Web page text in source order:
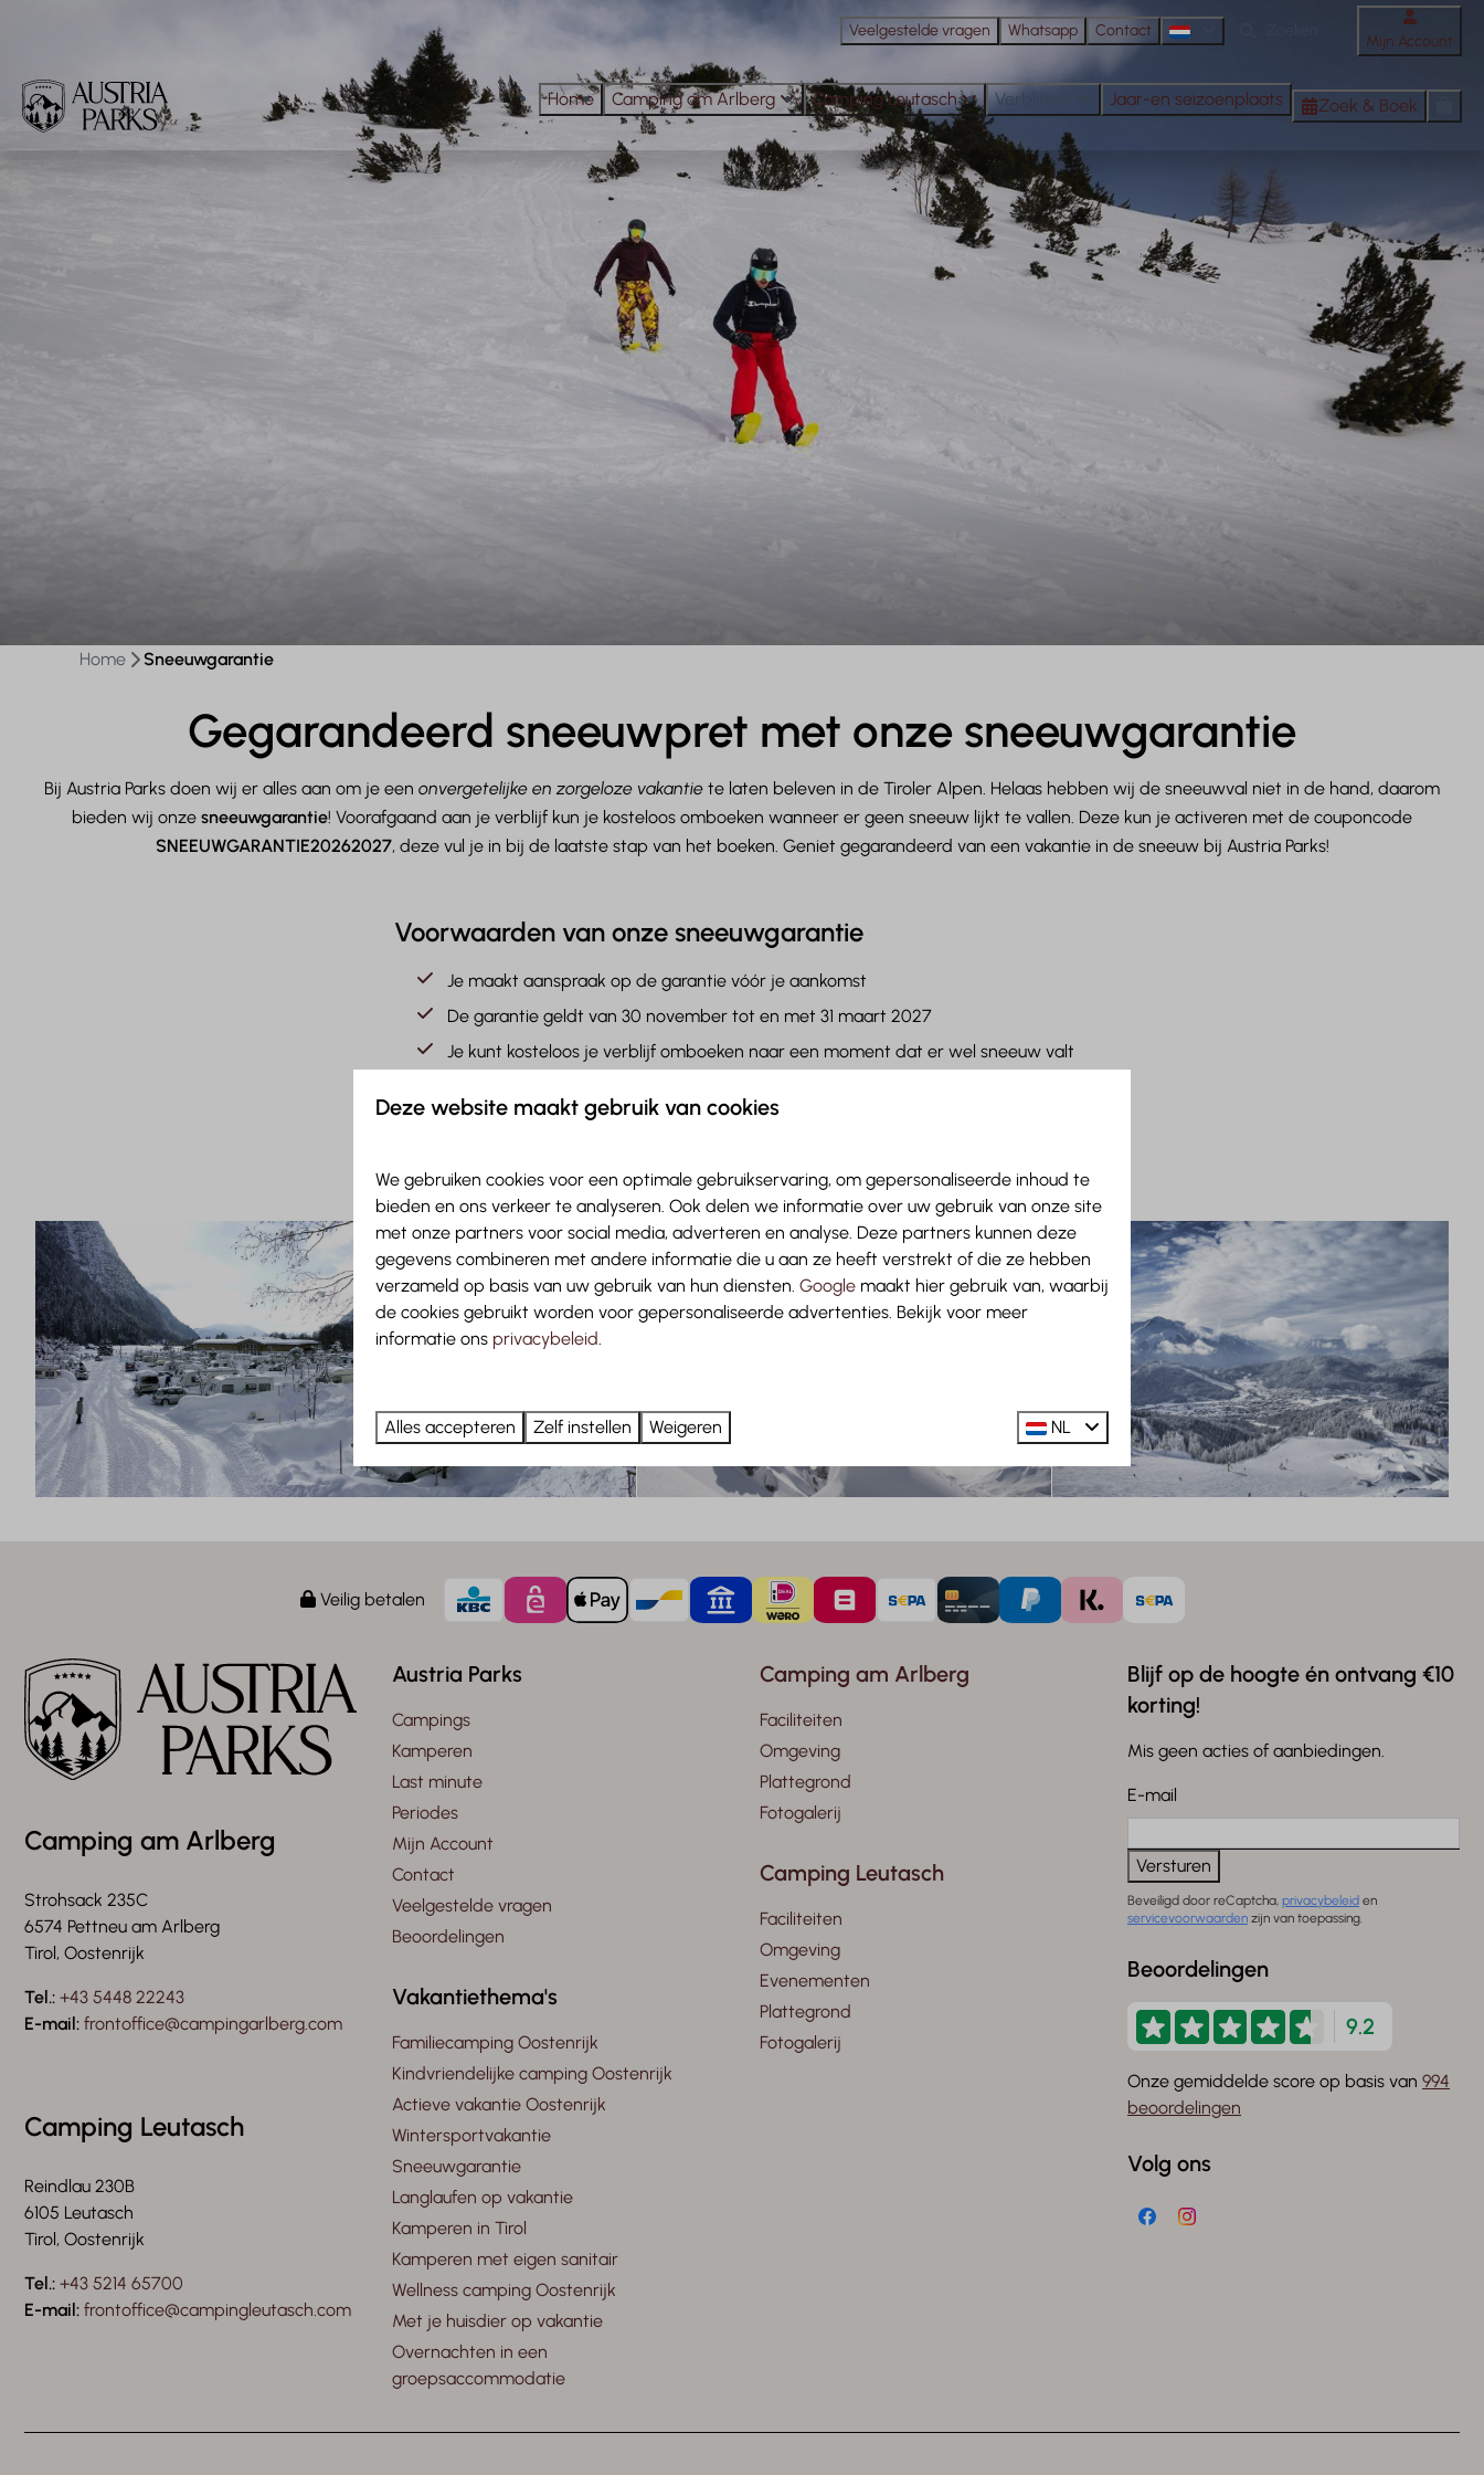
Veelgestelde vragen Whatsapp Contact
Mijn Account
Home Camping am Arlberg Camping Leutasch Verblijven Jaar-en seizoenplaats Zoek & Boek
Home Sneeuwgarantie
Gegarandeerd sneeuwpret met onze sneeuwgarantie
Bij Austria Parks doen wij er alles aan om je een onvergetelijke en zorgeloze vakantie te laten beleven in de Tiroler Alpen. Helaas hebben wij de sneeuwval niet in de hand, daarom
bieden wij onze sneeuwgarantie! Voorafgaand aan je verblijf kun je kosteloos omboeken wanneer er geen sneeuw lijkt te vallen. Deze kun je activeren met de couponcode
SNEEUWGARANTIE20262027, deze vul je in bij de laatste stap van het boeken. Geniet gegarandeerd van een vakantie in de sneeuw bij Austria Parks!
Voorwaarden van onze sneeuwgarantie
Je maakt aanspraak op de garantie vóór je aankomst
De garantie geldt van 30 november tot en met 31 maart 2027
Je kunt kosteloos je verblijf omboeken naar een moment dat er wel sneeuw valt
Veilig betalen
Camping am Arlberg
Strohsack 235C
6574 Pettneu am Arlberg
Tirol, Oostenrijk
Tel.: +43 5448 22243
E-mail: frontoffice@campingarlberg.com
Camping Leutasch
Reindlau 230B
6105 Leutasch
Tirol, Oostenrijk
Tel.: +43 5214 65700
E-mail: frontoffice@campingleutasch.com
Austria Parks
Campings
Kamperen
Last minute
Periodes
Mijn Account
Contact
Veelgestelde vragen
Beoordelingen
Vakantiethema's
Familiecamping Oostenrijk
Kindvriendelijke camping Oostenrijk
Actieve vakantie Oostenrijk
Wintersportvakantie
Sneeuwgarantie
Langlaufen op vakantie
Kamperen in Tirol
Kamperen met eigen sanitair
Wellness camping Oostenrijk
Met je huisdier op vakantie
Overnachten in een
groepsaccommodatie
Camping am Arlberg
Faciliteiten
Omgeving
Plattegrond
Fotogalerij
Camping Leutasch
Faciliteiten
Omgeving
Evenementen
Plattegrond
Fotogalerij
Blijf op de hoogte én ontvang €10
korting!
Mis geen acties of aanbiedingen.
E-mail
Versturen
Beveiligd door reCaptcha, privacybeleid en
servicevoorwaarden zijn van toepassing.
Beoordelingen
9.2
Onze gemiddelde score op basis van 994
beoordelingen
Volg ons
Deze website maakt gebruik van cookies
We gebruiken cookies voor een optimale gebruikservaring, om gepersonaliseerde inhoud te
bieden en ons verkeer te analyseren. Ook delen we informatie over uw gebruik van onze site
met onze partners voor social media, adverteren en analyse. Deze partners kunnen deze
gegevens combineren met andere informatie die u aan ze heeft verstrekt of die ze hebben
verzameld op basis van uw gebruik van hun diensten. Google maakt hier gebruik van, waarbij
de cookies gebruikt worden voor gepersonaliseerde advertenties. Bekijk voor meer
informatie ons privacybeleid
Alles accepteren Zelf instellen Weigeren NL